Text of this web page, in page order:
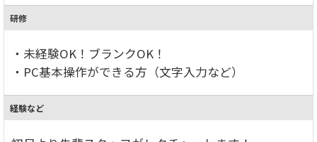
研修
・未経験OK！ブランクOK！
・PC基本操作ができる方（文字入力など）
経験など